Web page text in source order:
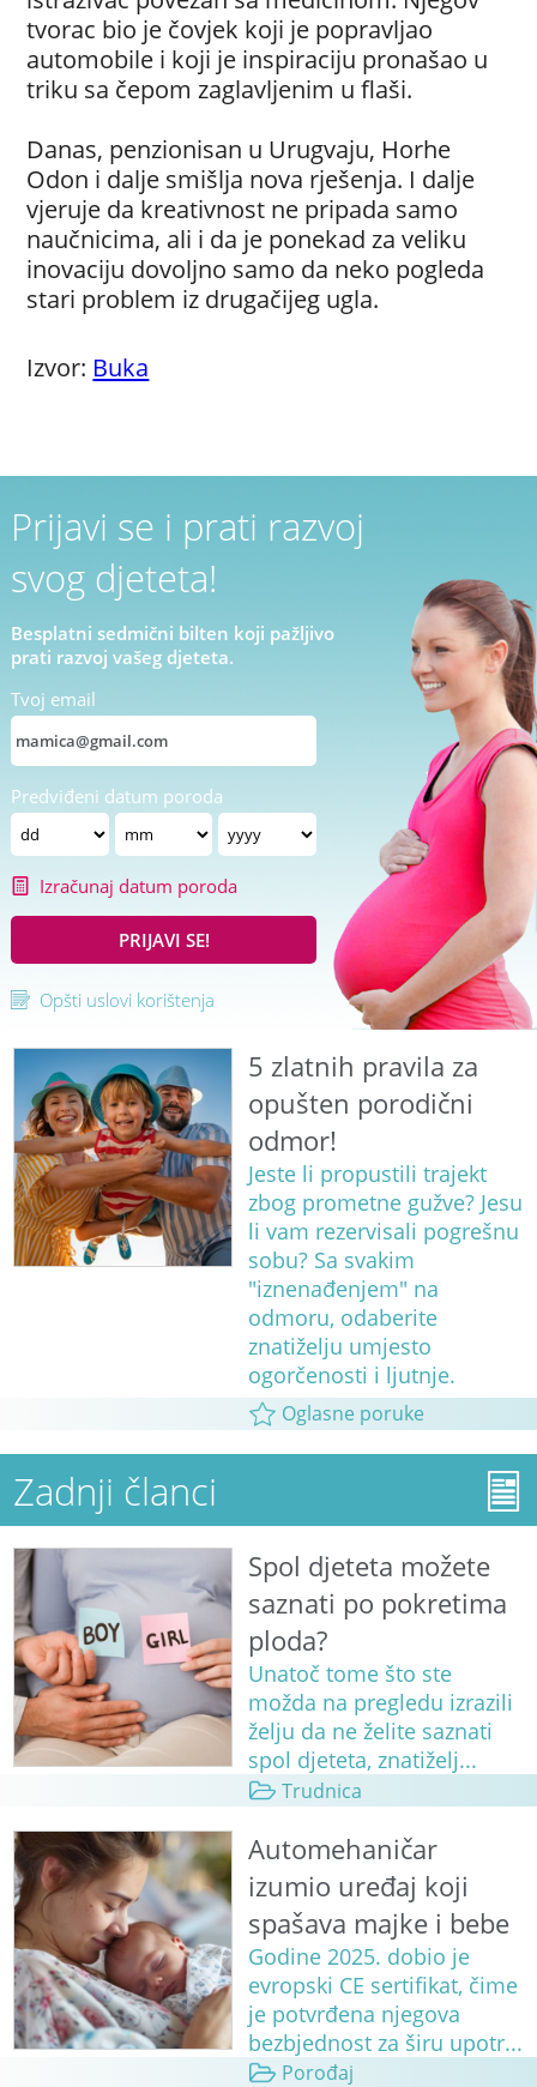
tvorac bio je čovjek koji je popravljao
automobile i koji je inspiraciju pronašao u
triku sa čepom zaglavljenim u flaši.
Danas, penzionisan u Urugvaju, Horhe
Odon i dalje smišlja nova rješenja. I dalje
vjeruje da kreativnost ne pripada samo
naučnicima, ali i da je ponekad za veliku
inovaciju dovoljno samo da neko pogleda
stari problem iz drugačijeg ugla.
Izvor: Buka
Prijavi se i prati razvoj
svog djeteta!
Besplatni sedmični bilten koji pažljivo
prati razvoj vašeg djeteta.
Tvoj email
Predviđeni datum poroda
Izračunaj datum poroda
PRIJAVI SE!
Opšti uslovi korištenja
5 zlatnih pravila za
opušten porodični
odmor!
Jeste li propustili trajekt
zbog prometne gužve? Jesu
li vam rezervisali pogrešnu
sobu? Sa svakim
"iznenađenjem" na
odmoru, odaberite
znatiželju umjesto
ogorčenosti i ljutnje.
Oglasne poruke
Zadnji članci
Spol djeteta možete
saznati po pokretima
ploda?
Unatoč tome što ste
možda na pregledu izrazili
želju da ne želite saznati
spol djeteta, znatiželj...
Trudnica
Automehaničar
izumio uređaj koji
spašava majke i bebe
Godine 2025. dobio je
evropski CE sertifikat, čime
je potvrđena njegova
bezbjednost za širu upotr...
Porođaj